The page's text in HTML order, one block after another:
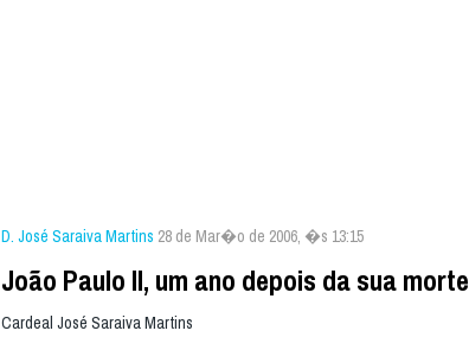
D. José Saraiva Martins 28 de Mar�o de 2006, �s 13:15
João Paulo II, um ano depois da sua morte
Cardeal José Saraiva Martins